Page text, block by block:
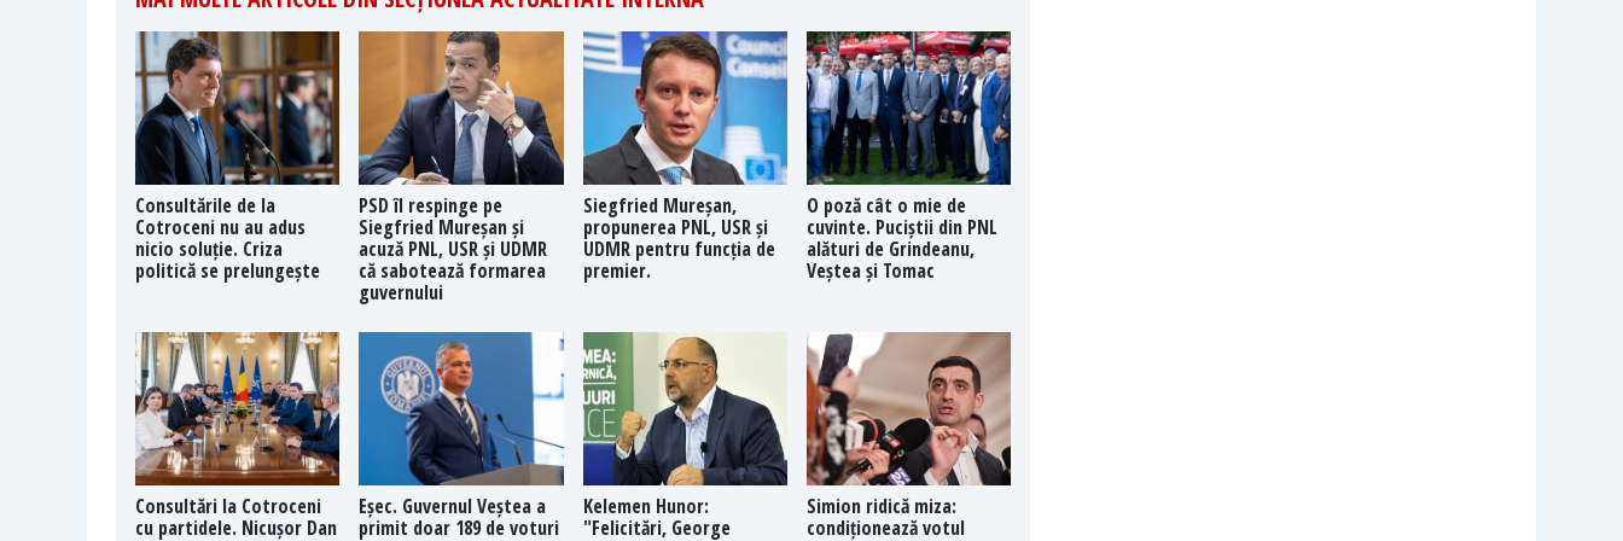
Consultările de la
Cotroceni nu au adus
nicio soluție. Criza
politică se prelungește
PSD îl respinge pe
Siegfried Mureșan și
acuză PNL, USR și UDMR
că sabotează formarea
guvernului
Siegfried Mureșan,
propunerea PNL, USR și
UDMR pentru funcția de
premier.
O poză cât o mie de
cuvinte. Puciștii din PNL
alături de Grindeanu,
Veștea și Tomac
Consultări la Cotroceni
cu partidele. Nicușor Dan
Eșec. Guvernul Veștea a
primit doar 189 de voturi
Kelemen Hunor:
"Felicitări, George
Simion ridică miza:
condiționează votul